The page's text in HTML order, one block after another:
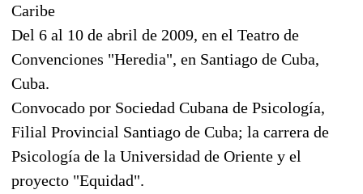
Caribe
Del 6 al 10 de abril de 2009, en el Teatro de
Convenciones "Heredia", en Santiago de Cuba,
Cuba.
Convocado por Sociedad Cubana de Psicología,
Filial Provincial Santiago de Cuba; la carrera de
Psicología de la Universidad de Oriente y el
proyecto "Equidad".